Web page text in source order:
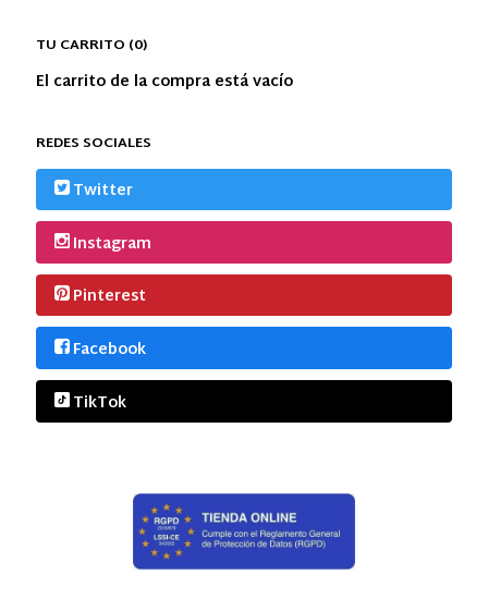
TU CARRITO (0)
El carrito de la compra está vacío
REDES SOCIALES
Twitter
Instagram
Pinterest
Facebook
TikTok